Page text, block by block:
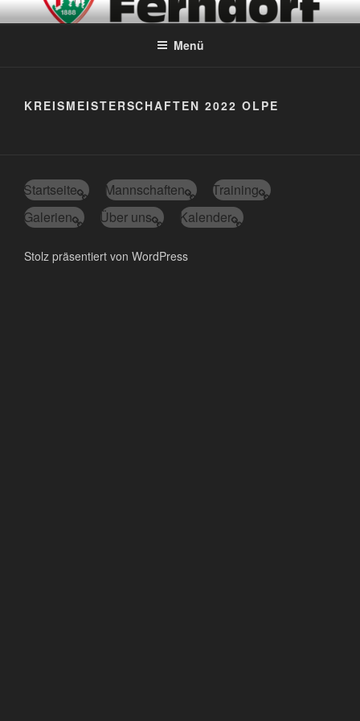
Zum
InhaltABTEILUNG TISCHTENNIS –
Menü
KREISMEISTERSCHAFTEN 2022 OLPE
Startseite Mannschaften
Training
Galerien
Über uns Kalender
Stolz präsentiert von WordPress